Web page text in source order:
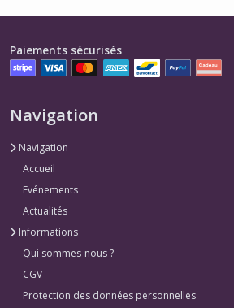
Paiements sécurisés
Navigation
Navigation
Accueil
Evénements
Actualités
Informations
Qui sommes-nous ?
CGV
Protection des données personnelles